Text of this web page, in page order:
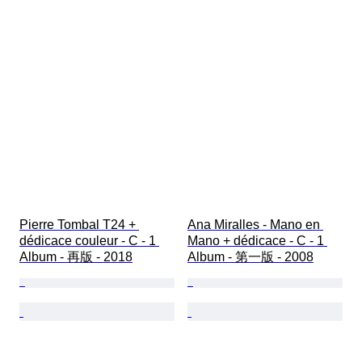
Pierre Tombal T24 +
dédicace couleur - C - 1
Album - 再版 - 2018
Ana Miralles - Mano en
Mano + dédicace - C - 1
Album - 第一版 - 2008